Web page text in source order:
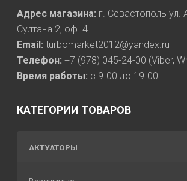
Адрес магазина: г. Севастополь ул.
Султана 2, оф. 4
Email: turbomarket2012@yandex.ru
Телефон: +7 (978) 045-24-00 (Viber,
Время работы: с 9-00 до 19-00
КАТЕГОРИИ ТОВАРОВ
АКТУАТОРЫ